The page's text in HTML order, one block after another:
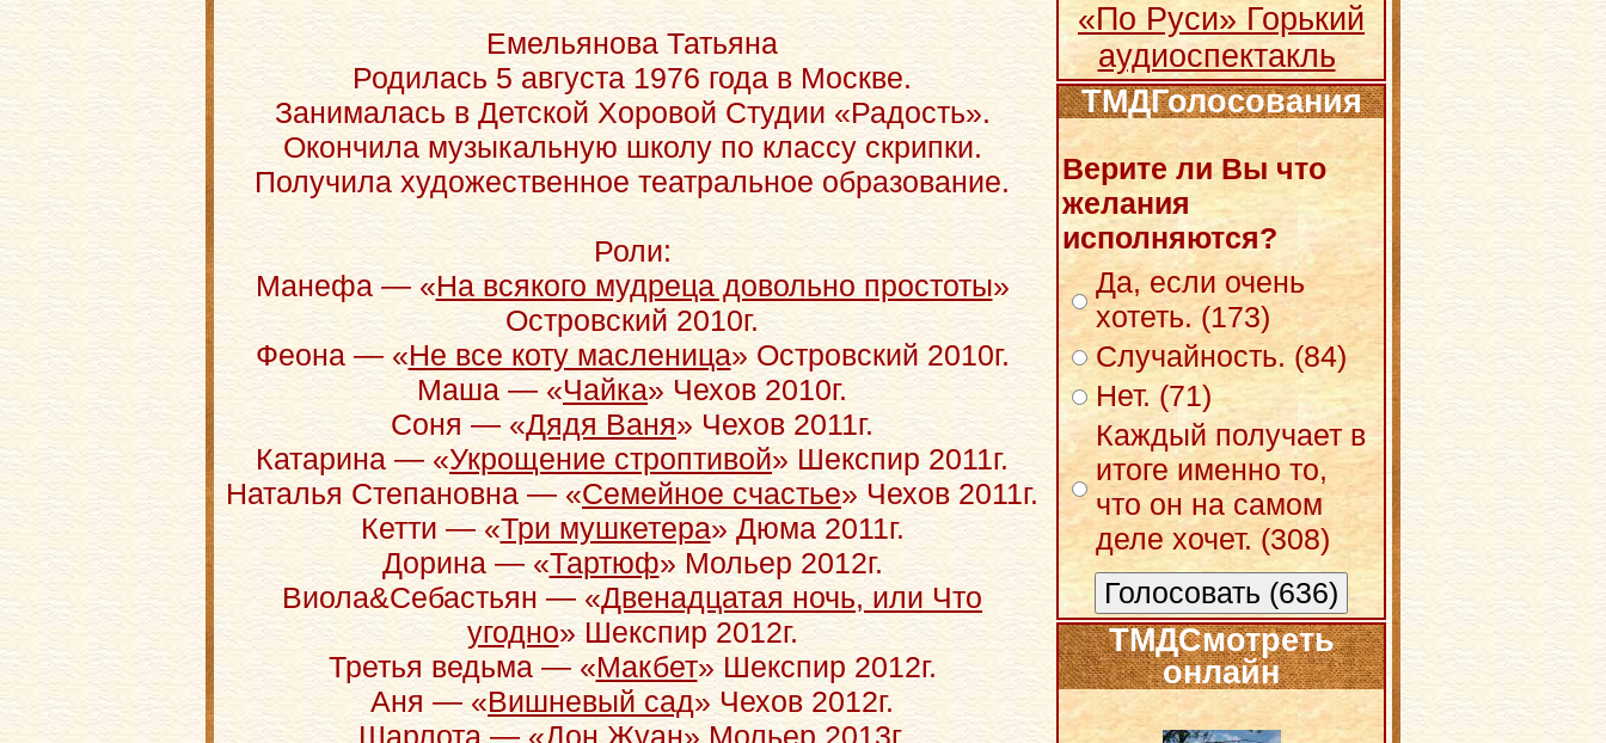
Емельянова Татьяна
Родилась 5 августа 1976 года в Москве.
Занималась в Детской Хоровой Студии «Радость».
Окончила музыкальную школу по классу скрипки.
Получила художественное театральное образование.
Роли:
Манефа — «На всякого мудреца довольно простоты»
Островский 2010г.
Феона — «Не все коту масленица» Островский 2010г.
Маша — «Чайка» Чехов 2010г.
Соня — «Дядя Ваня» Чехов 2011г.
Катарина — «Укрощение строптивой» Шекспир 2011г.
Наталья Степановна — «Семейное счастье» Чехов 2011г.
Кетти — «Три мушкетера» Дюма 2011г.
Дорина — «Тартюф» Мольер 2012г.
Виола&Себастьян — «Двенадцатая ночь, или Что
угодно» Шекспир 2012г.
Третья ведьма — «Макбет» Шекспир 2012г.
Аня — «Вишневый сад» Чехов 2012г.
Шарлота — «Дон Жуан» Мольер 2013г.
«По Руси» Горький
аудиоспектакль
ТМДГолосования
Верите ли Вы что
желания
исполняются?
Да, если очень
хотеть. (173)
Случайность. (84)
Нет. (71)
Каждый получает в
итоге именно то,
что он на самом
деле хочет. (308)
ТМДСмотреть
онлайн